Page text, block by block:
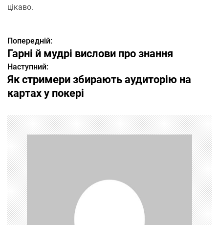
цікаво.
Н
а
в
г
а
ц
і
я
Попередній:
Гарні й мудрі вислови про знання
Наступний:
Як стримери збирають аудиторію на
картах у покері